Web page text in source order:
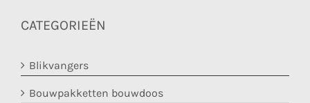
CATEGORIEËN
Blikvangers
Bouwpakketten bouwdoos